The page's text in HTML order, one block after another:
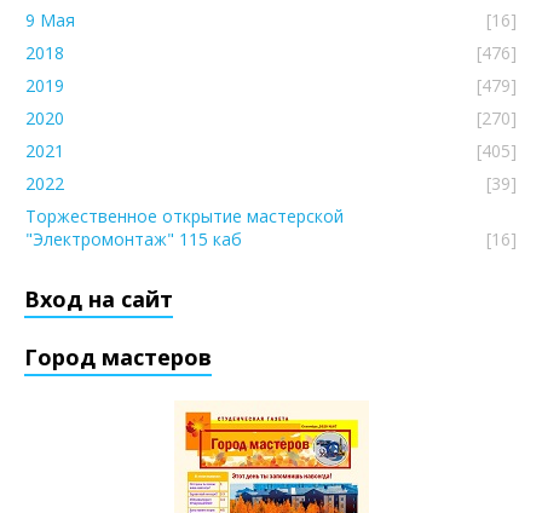
9 Мая
[16]
2018
[476]
2019
[479]
2020
[270]
2021
[405]
2022
[39]
Торжественное открытие мастерской
"Электромонтаж" 115 каб
[16]
Вход на сайт
Город мастеров